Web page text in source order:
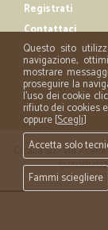
Registrati
Contattaci
Cicalia srl - via
Questo sito
navigazione,
mostrare
proseguire la
l'uso dei cookie
rifiuto dei cookies
oppure [Scegli]
Accetta solo
Fammi sciegliere